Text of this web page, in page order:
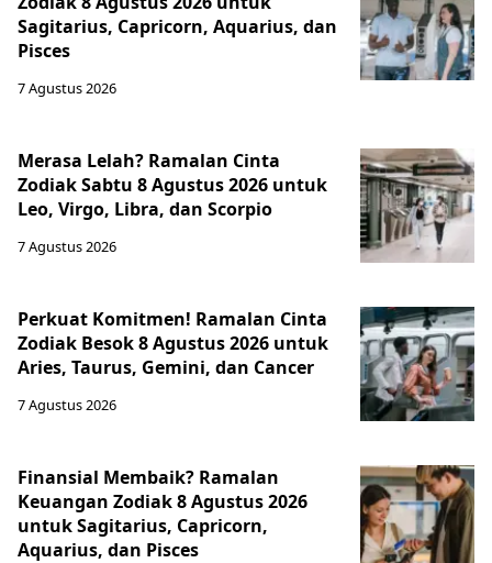
Sagitarius, Capricorn, Aquarius, dan
Pisces
7 Agustus 2026
Merasa Lelah? Ramalan Cinta
Zodiak Sabtu 8 Agustus 2026 untuk
Leo, Virgo, Libra, dan Scorpio
7 Agustus 2026
Perkuat Komitmen! Ramalan Cinta
Zodiak Besok 8 Agustus 2026 untuk
Aries, Taurus, Gemini, dan Cancer
7 Agustus 2026
Finansial Membaik? Ramalan
Keuangan Zodiak 8 Agustus 2026
untuk Sagitarius, Capricorn,
Aquarius, dan Pisces